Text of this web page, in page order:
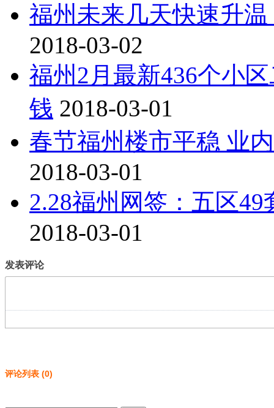
福州未来几天快速升
2018-03-02
福州2月最新436个小
钱 2018-03-01
春节福州楼市平稳 业
2018-03-01
2.28福州网签：五区
2018-03-01
发表评论
评论列表 (0)